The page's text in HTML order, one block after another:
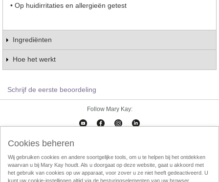
• Op huidirritaties en allergieën getest
Ingrediënten
Hoe het werkt
Schrijf de eerste beoordeling
Follow Mary Kay:
Cookies beheren Impressum
Gebruikersvorwaarden Privacy Policy
Direktverkoop etische codec
Cookies beheren
Wij gebruiken cookies en andere soortgelijke tools, om u te helpen bij het ontdekken
waarvan u bij Mary Kay houdt. Als u doorgaat op deze website, gaat u akkoord met
het gebruik van cookies op uw apparaat, voor zover u ze niet heeft gedeactiveerd. U
kunt uw cookie-instellingen altijd via de besturingselementen van uw browser